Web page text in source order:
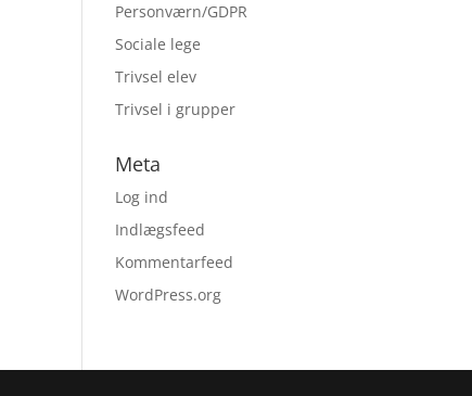
Personværn/GDPR
Sociale lege
Trivsel elev
Trivsel i grupper
Meta
Log ind
Indlægsfeed
Kommentarfeed
WordPress.org